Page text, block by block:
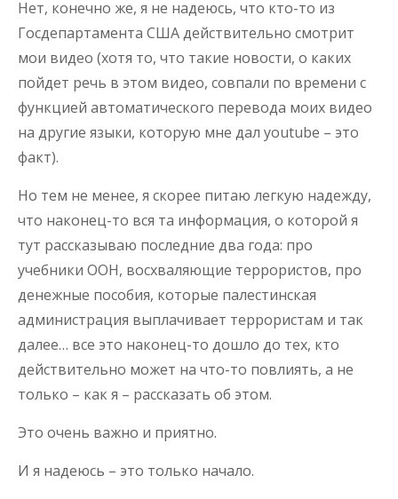
Нет, конечно же, я не надеюсь, что кто-то из
Госдепартамента США действительно смотрит
мои видео (хотя то, что такие новости, о каких
пойдет речь в этом видео, совпали по времени с
функцией автоматического перевода моих видео
на другие языки, которую мне дал youtube – это
факт).
Но тем не менее, я скорее питаю легкую надежду,
что наконец-то вся та информация, о которой я
тут рассказываю последние два года: про
учебники ООН, восхваляющие террористов, про
денежные пособия, которые палестинская
администрация выплачивает террористам и так
далее… все это наконец-то дошло до тех, кто
действительно может на что-то повлиять, а не
только – как я – рассказать об этом.
Это очень важно и приятно.
И я надеюсь – это только начало.